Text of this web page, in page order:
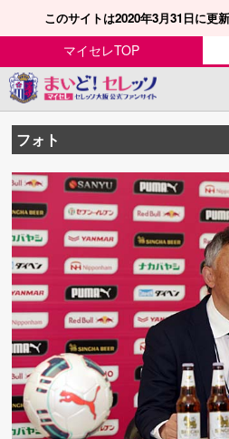
このサイトは2020年3月31日に更
マイセレTOP
フォト